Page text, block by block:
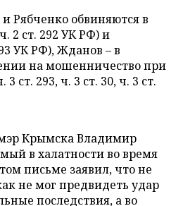
Рябченко обвиняются в
2 ст. 292 УК РФ) и
УК РФ), Жданов – в
на мошенничество при
ст. 293, ч. 3 ст. 30, ч. 3 ст.
Крымска Владимир
в халатности во время
письме заявил, что не
не мог предвидеть удар
последствия, а во